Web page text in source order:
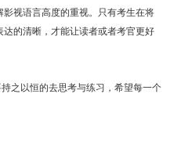
视语言高度的重视。只有考生在将
的清晰，才能让读者或者考官更好
之以恒的去思考与练习，希望每一个